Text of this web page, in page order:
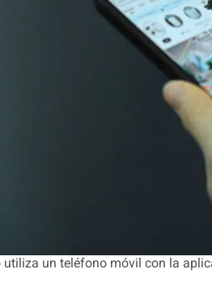
utiliza un teléfono móvil con la